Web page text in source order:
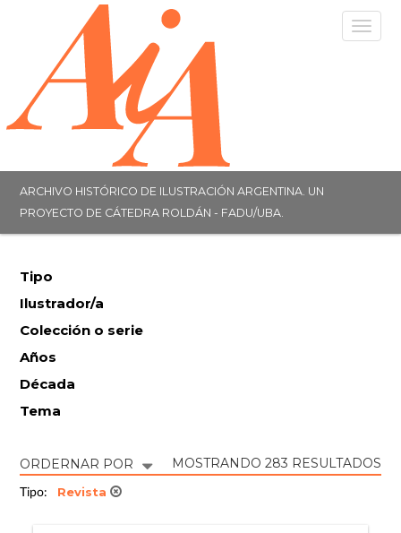
ARCHIVO HISTÓRICO DE ILUSTRACIÓN ARGENTINA. UN
PROYECTO DE CÁTEDRA ROLDÁN - FADU/UBA.
Tipo
Ilustrador/a
Colección o serie
Años
Década
Tema
ORDERNAR POR MOSTRANDO 283 RESULTADOS
Tipo: Revista